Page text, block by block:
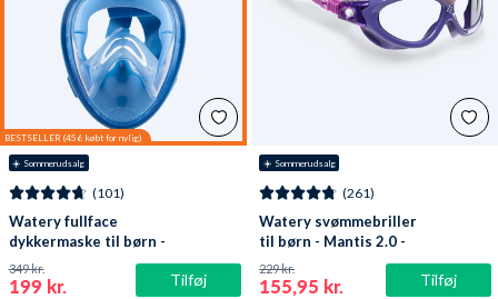
☀️ Sommerudsalg
Tilføj
(101)
Watery fullface
dykkermaske til børn -
Oxygen - Atlantic Blue
199 kr.
349 kr.
☀️ Sommerudsalg
Tilføj
(261)
Watery svømmebriller
til børn - Mantis 2.0 -
Lilla/klar
155,95 kr.
229 kr.